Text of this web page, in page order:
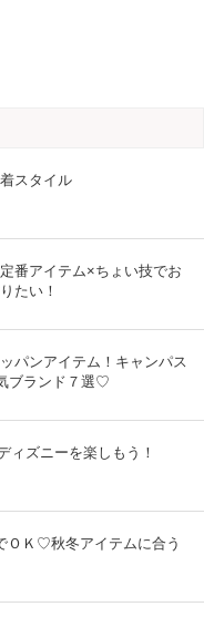
スタイル
番アイテム×ちょい技でお
たい！
パンアイテム！キャンパス
ブランド７選♡
ズニーを楽しもう！
ＯＫ♡秋冬アイテムに合う